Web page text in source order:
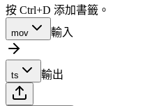
按 Ctrl+D 添加書籤。
mov 輸入
ts 輸出